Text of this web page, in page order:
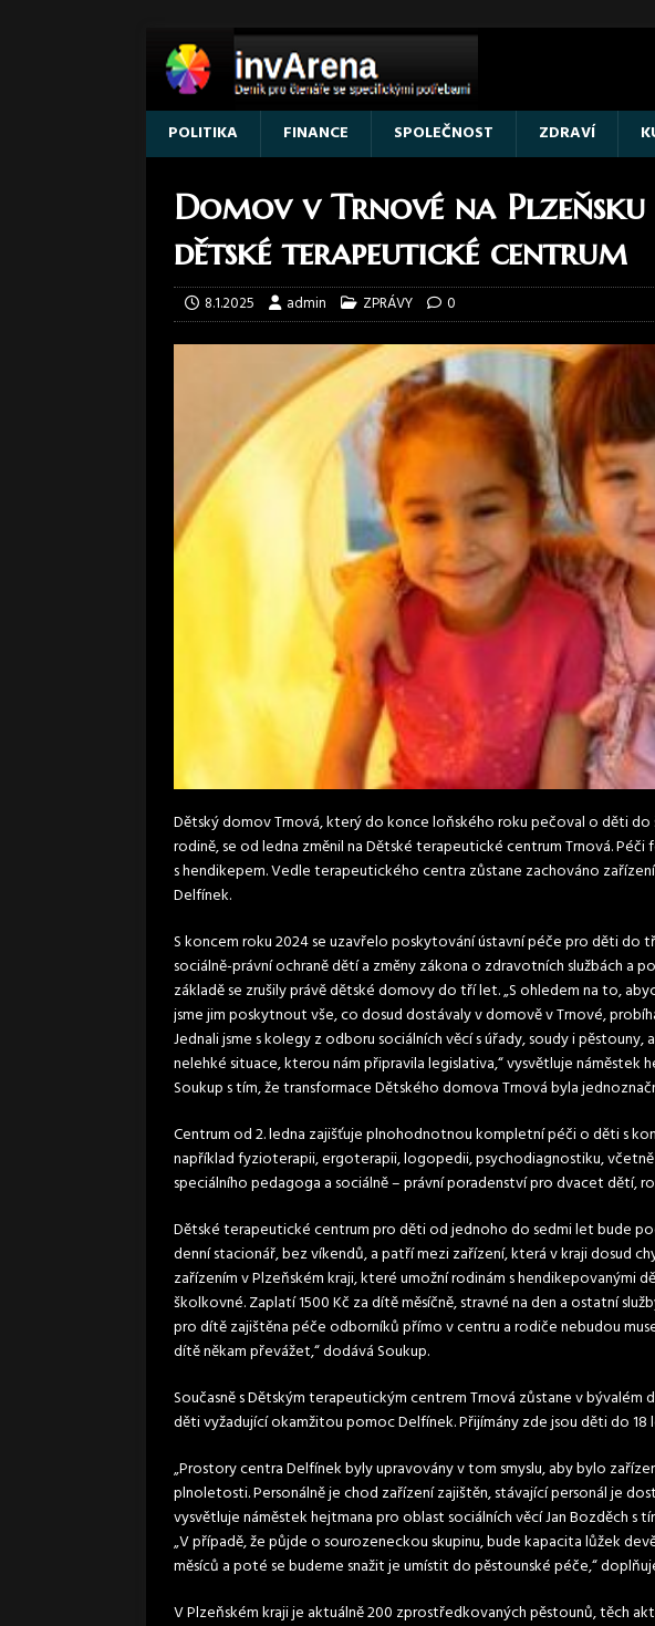
POLITIKA FINANCE SPOLEČNOST ZDRAVÍ
Domov v Trnové na
dětské terapeutické centrum
8.1.2025 admin ZPRÁVY 0
Dětský domov Trnová, který do konce loňského roku pečoval o děti
rodině, se od ledna změnil na Dětské terapeutické centrum Trnová.
s hendikepem. Vedle terapeutického centra zůstane zachováno
Delfínek.
S koncem roku 2024 se uzavřelo poskytování ústavní péče pro děti do
sociálně-právní ochraně dětí a změny zákona o zdravotních službách a
základě se zrušily právě dětské domovy do tří let. „S ohledem na to,
jsme jim poskytnout vše, co dosud dostávaly v domově v Trnové,
Jednali jsme s kolegy z odboru sociálních věcí s úřady, soudy i
nelehké situace, kterou nám připravila legislativa,“ vysvětluje
Soukup s tím, že transformace Dětského domova Trnová byla
Centrum od 2. ledna zajišťuje plnohodnotnou kompletní péči o děti s
například fyzioterapii, ergoterapii, logopedii, psychodiagnostiku,
speciálního pedagoga a sociálně – právní poradenství pro dvacet dětí,
Dětské terapeutické centrum pro děti od jednoho do sedmi let bude
denní stacionář, bez víkendů, a patří mezi zařízení, která v kraji dosud
zařízením v Plzeňském kraji, které umožní rodinám s hendikepovanými
školkovné. Zaplatí 1500 Kč za dítě měsíčně, stravné na den a ostatní
pro dítě zajištěna péče odborníků přímo v centru a rodiče nebudou
dítě někam převážet,“ dodává Soukup.
Současně s Dětským terapeutickým centrem Trnová zůstane v
děti vyžadující okamžitou pomoc Delfínek. Přijímány zde jsou děti do 18
„Prostory centra Delfínek byly upravovány v tom smyslu, aby bylo
plnoletosti. Personálně je chod zařízení zajištěn, stávající personál je
vysvětluje náměstek hejtmana pro oblast sociálních věcí Jan Bozděch s
„V případě, že půjde o sourozeneckou skupinu, bude kapacita lůžek
měsíců a poté se budeme snažit je umístit do pěstounské péče,“
V Plzeňském kraji je aktuálně 200 zprostředkovaných pěstounů, těch